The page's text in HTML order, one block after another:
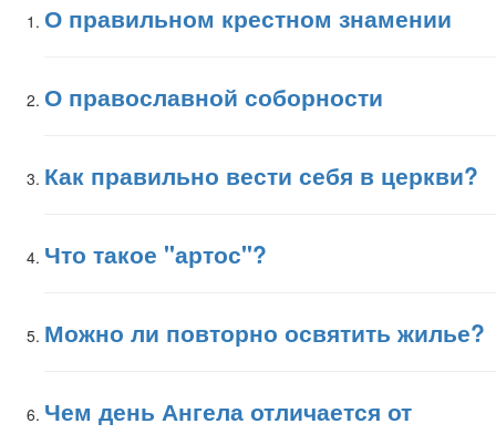
О правильном крестном знамении
О православной соборности
Как правильно вести себя в церкви?
Что такое "артос"?
Можно ли повторно освятить жилье?
Чем день Ангела отличается от